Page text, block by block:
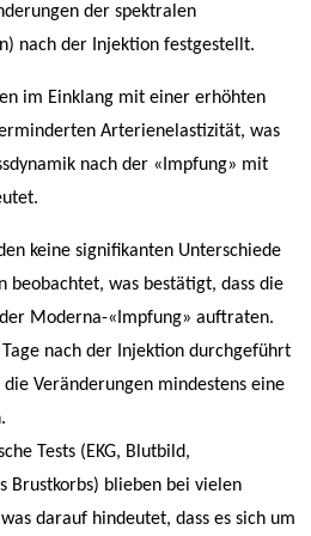
der spektralen
nach der Injektion festgestellt.
im Einklang mit einer erhöhten
Arterienelastizität, was
nach der «Impfung» mit
keine signifikanten Unterschiede
beobachtet, was bestätigt, dass die
Moderna-«Impfung» auftraten.
nach der Injektion durchgeführt
Veränderungen mindestens eine
Tests (EKG, Blutbild,
Brustkorbs) blieben bei vielen
darauf hindeutet, dass es sich um